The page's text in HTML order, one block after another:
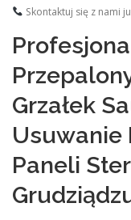
Skontaktuj się z nami
Grzałek
Usuwanie
Paneli